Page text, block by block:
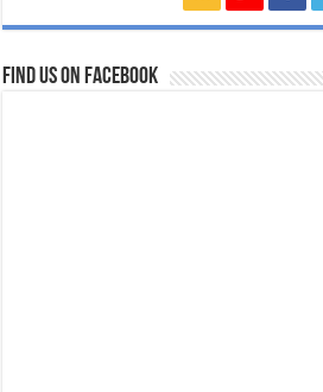
Find us on Facebook